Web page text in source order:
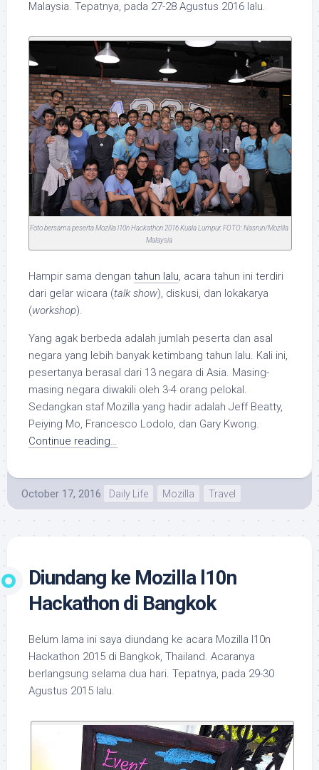
Malaysia. Tepatnya, pada 27-28 Agustus 2016 lalu.
Foto bersama peserta Mozilla l10n Hackathon 2016 Kuala Lumpur. FOTO: Nasrun/Mozilla
Malaysia
Hampir sama dengan tahun lalu, acara tahun ini terdiri
dari gelar wicara (talk show), diskusi, dan lokakarya
(workshop).
Yang agak berbeda adalah jumlah peserta dan asal
negara yang lebih banyak ketimbang tahun lalu. Kali ini,
pesertanya berasal dari 13 negara di Asia. Masing-
masing negara diwakili oleh 3-4 orang pelokal.
Sedangkan staf Mozilla yang hadir adalah Jeff Beatty,
Peiying Mo, Francesco Lodolo, dan Gary Kwong.
Continue reading…
October 17, 2016 Daily Life Mozilla Travel
Diundang ke Mozilla l10n
Hackathon di Bangkok
Belum lama ini saya diundang ke acara Mozilla l10n
Hackathon 2015 di Bangkok, Thailand. Acaranya
berlangsung selama dua hari. Tepatnya, pada 29-30
Agustus 2015 lalu.